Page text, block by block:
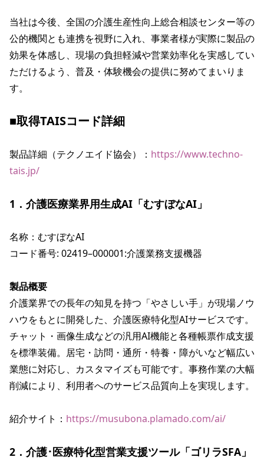
当社は今後、全国の介護生産性向上総合相談センター等の
公的機関とも連携を視野に入れ、事業者様が実際に製品の
効果を体感し、現場の負担軽減や営業効率化を実感してい
ただけるよう、普及・体験機会の提供に努めてまいりま
す。
■取得TAISコード詳細
製品詳細（テクノエイド協会）： https://www.techno-
tais.jp/
1．介護医療業界用生成AI「むすぼなAI」
名称：むすぼなAI
コード番号: 02419–000001:介護業務支援機器
製品概要
介護業界での長年の知見を持つ「やさしい手」が現場ノウ
ハウをもとに開発した、介護医療特化型AIサービスです。
チャット・画像生成などの汎用AI機能と各種帳票作成支援
を標準装備。居宅・訪問・通所・特養・障がいなど幅広い
業態に対応し、カスタマイズも可能です。事務作業の大幅
削減により、利用者へのサービス品質向上を実現します。
紹介サイト： https://musubona.plamado.com/ai/
2．介護･医療特化型営業支援ツール「ゴリラSFA」